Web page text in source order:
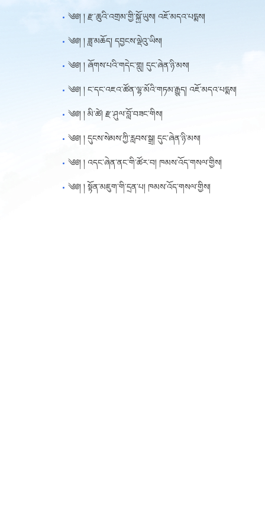
༄༅། ། རྫ་ཆུའི་འགྲམ་གྱི་སྐྱོ་ཡུས། འཇོ་མདའ་པདྨས།
༄༅། ། ཟླ་མཆོད། དབྱངས་ལྡེའུ་ཡིས།
༄༅། ། ཞོགས་པའི་གདེང་གླུ། དུང་ཞེན་ཉི་མས།
༄༅། ། ང་དང་འཇའ་ཚོན་ལྷ་མོའི་གཏམ་རྒྱུད། འཇོ་མདའ་པདྨས།
༄༅། ། མི་ཚེ། རྫ་ཤུལ་བློ་བཟང་གིས།
༄༅། ། དུངས་སེམས་ཀྱི་རླབས་སྒྲ། དུང་ཞེན་ཉི་མས།
༄༅། ། འདང་ཞེན་ནང་གི་ཚོར་བ། ཁམས་འོད་གསལ་གྱིས།
༄༅། ། སྟོན་མཇུག་གི་དྲན་པ། ཁམས་འོད་གསལ་གྱིས།